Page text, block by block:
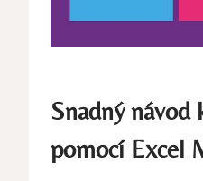
Snadný
pomocí Excel